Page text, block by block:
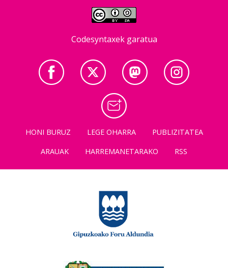
Codesyntaxek garatua
HONI BURUZ LEGE OHARRA
PUBLIZITATEA
ARAUAK
HARREMANETARAKO RSS